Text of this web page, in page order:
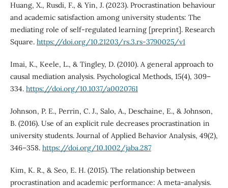
Huang, X., Rusdi, F., & Yin, J. (2023). Procrastination behaviour
and academic satisfaction among university students: The
mediating role of self-regulated learning [preprint]. Research
Square. https://doi.org/10.21203/rs.3.rs-3790025/v1
Imai, K., Keele, L., & Tingley, D. (2010). A general approach to
causal mediation analysis. Psychological Methods, 15(4), 309–
334. https://doi.org/10.1037/a0020761
Johnson, P. E., Perrin, C. J., Salo, A., Deschaine, E., & Johnson,
B. (2016). Use of an explicit rule decreases procrastination in
university students. Journal of Applied Behavior Analysis, 49(2),
346–358. https://doi.org/10.1002/jaba.287
Kim, K. R., & Seo, E. H. (2015). The relationship between
procrastination and academic performance: A meta-analysis.